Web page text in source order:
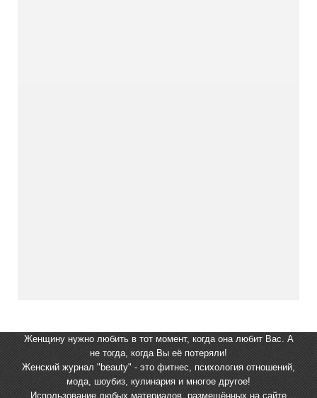
Женщину нужно любить в тот момент, когда она любит Вас. А
не тогда, когда Вы её потеряли!
Женский журнал "beauty" - это фитнес, психология отношений,
мода, шоубиз, кулинария и многое другое!
Использование любых материалов, размещённых на сайте,